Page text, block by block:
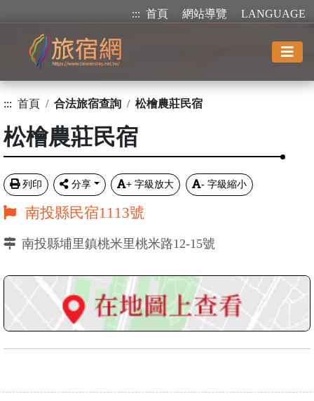
::: 首頁 網站導覽 LANGUAGE
::: 首頁 合法旅宿查詢 松檜農莊民宿
松檜農莊民宿
列印 分享 + 字級放大 - 字級縮小
南投縣民宿1113號
南投縣埔里鎮桃米里桃米路12-15號